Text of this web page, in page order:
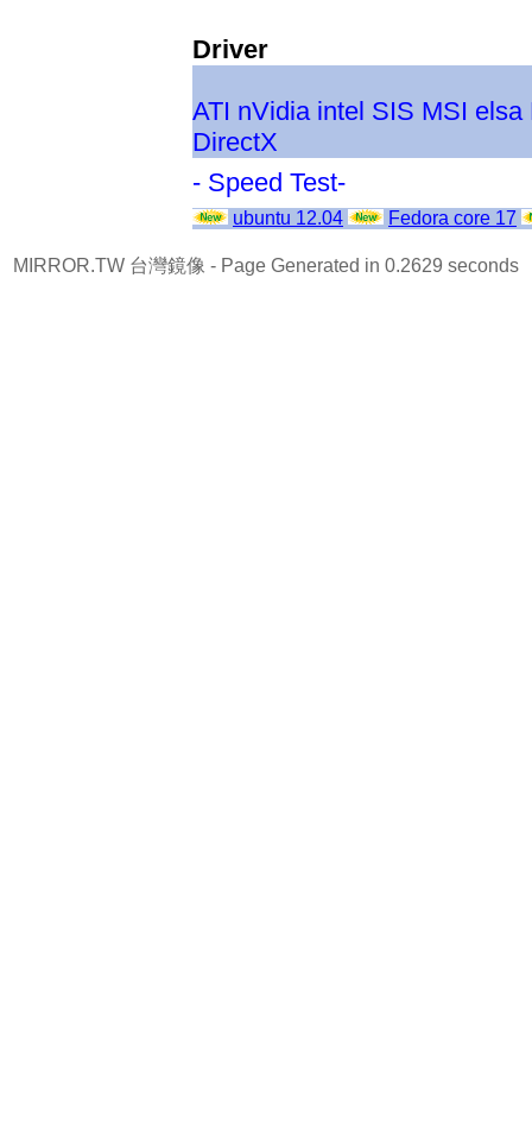
Driver
ATI nVidia intel SIS MSI elsa
DirectX
- Speed Test-
ubuntu 12.04 Fedora core 17
MIRROR.TW 台灣鏡像 - Page Generated in 0.2629 seconds